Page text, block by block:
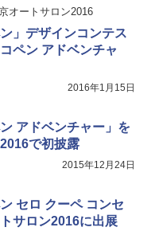
オートサロン2016
」デザインコンテス
ペン アドベンチャ
2016年1月15日
アドベンチャー」を
で初披露
2015年12月24日
セロ クーペ コンセ
サロン2016に出展